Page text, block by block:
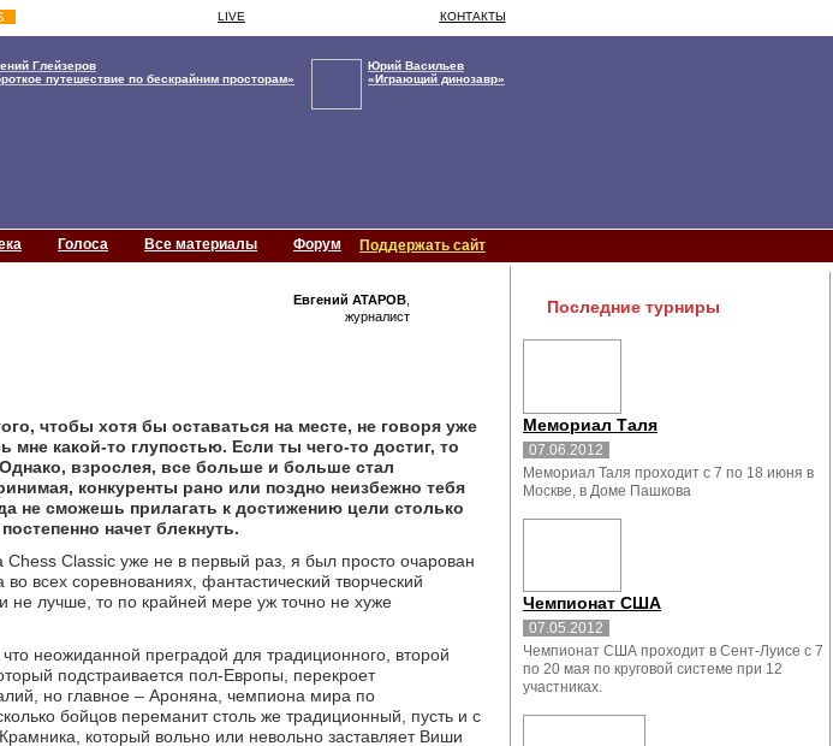
LIVE КОНТАКТЫ
Глейзеров
путешествие по бескрайним просторам»
Юрий Васильев
«Играющий динозавр»
Голоса Все материалы Форум Поддержать сайт
Евгений АТАРОВ
журналист
чтобы хотя бы оставаться на месте, не говоря уже
какой-то глупостью. Если ты чего-то достиг, то
взрослея, все больше и больше стал
конкуренты рано или поздно неизбежно тебя
не сможешь прилагать к достижению цели столько
начет блекнуть.
Classic уже не в первый раз, я был просто очарован
всех соревнованиях, фантастический творческий
не лучше, то по крайней мере уж точно не хуже
неожиданной преградой для традиционного, второй
подстраивается пол-Европы, перекроет
но главное – Ароняна, чемпиона мира по
бойцов переманит столь же традиционный, пусть и с
который вольно или невольно заставляет Виши
Последние турниры
Мемориал Таля
07.06.2012
Мемориал Таля проходит с 7 по 18 июня в
Москве, в Доме Пашкова
Чемпионат США
07.05.2012
Чемпионат США проходит в Сент-Луисе с 7
по 20 мая по круговой системе при 12
участниках.